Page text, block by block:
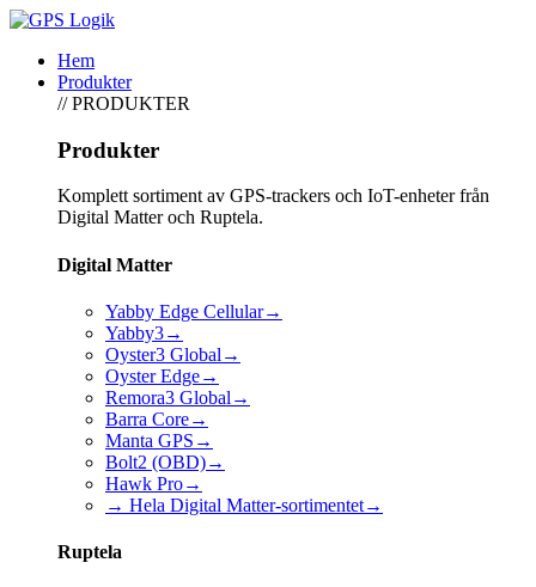
Hem
Produkter
// PRODUKTER
Produkter
Komplett sortiment av GPS-trackers och IoT-enheter från
Digital Matter och Ruptela.
Digital Matter
Yabby Edge Cellular→
Yabby3→
Oyster3 Global →
Oyster Edge→
Remora3 Global →
Barra Core→
Manta GPS →
Bolt2 (OBD)→
Hawk Pro→
→ Hela Digital Matter-sortimentet→
Ruptela